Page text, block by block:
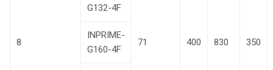
8
G132-4F
71 400 830 350
INPRIME-
G160-4F